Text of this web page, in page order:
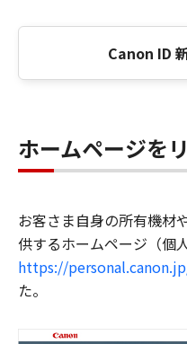
Canon ID
ホームページを
お客さま自身の所有機材
供するホームページ（個
https://
た。